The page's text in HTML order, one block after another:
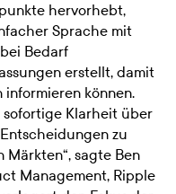
hervorhebt,
Sprache mit
Bedarf
erstellt, damit
informieren können.
sofortige Klarheit über
zu
sagte Ben
Management, Ripple